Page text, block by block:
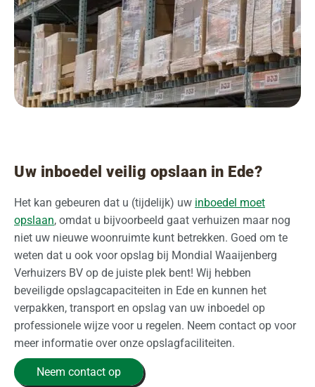
Uw inboedel veilig opslaan in Ede?
Het kan gebeuren dat u (tijdelijk) uw inboedel moet
opslaan, omdat u bijvoorbeeld gaat verhuizen maar nog
niet uw nieuwe woonruimte kunt betrekken. Goed om te
weten dat u ook voor opslag bij Mondial Waaijenberg
Verhuizers BV op de juiste plek bent! Wij hebben
beveiligde opslagcapaciteiten in Ede en kunnen het
verpakken, transport en opslag van uw inboedel op
professionele wijze voor u regelen. Neem contact op voor
meer informatie over onze opslagfaciliteiten.
Neem contact op